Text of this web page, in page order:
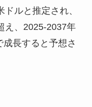
ルと推定され、
え、2025-2037年
長すると予想さ